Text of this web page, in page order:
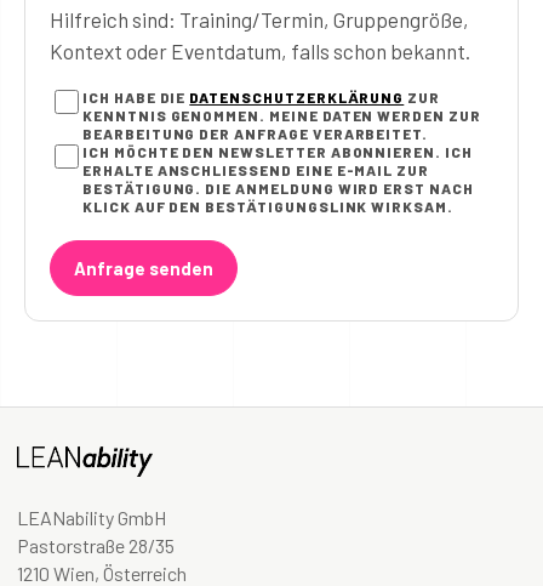
Hilfreich sind: Training/Termin, Gruppengröße,
Kontext oder Eventdatum, falls schon bekannt.
ICH HABE DIE DATENSCHUTZERKLÄRUNG ZUR
KENNTNIS GENOMMEN. MEINE DATEN WERDEN ZUR
BEARBEITUNG DER ANFRAGE VERARBEITET.
ICH MÖCHTE DEN NEWSLETTER ABONNIEREN. ICH
ERHALTE ANSCHLIESSEND EINE E-MAIL ZUR B
ESTÄTIGUNG. DIE ANMELDUNG WIRD ERST NACH K
LICK AUF DEN BESTÄTIGUNGSLINK WIRKSAM.
Anfrage senden
LEANability GmbH
Pastorstraße 28/35
1210 Wien, Österreich